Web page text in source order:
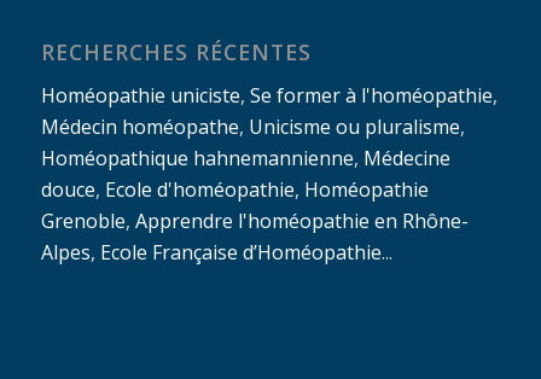
RECHERCHES RÉCENTES
Homéopathie uniciste, Se former à l'homéopathie,
Médecin homéopathe, Unicisme ou pluralisme,
Homéopathique hahnemannienne, Médecine
douce, Ecole d'homéopathie, Homéopathie
Grenoble, Apprendre l'homéopathie en Rhône-
Alpes, Ecole Française d’Homéopathie...